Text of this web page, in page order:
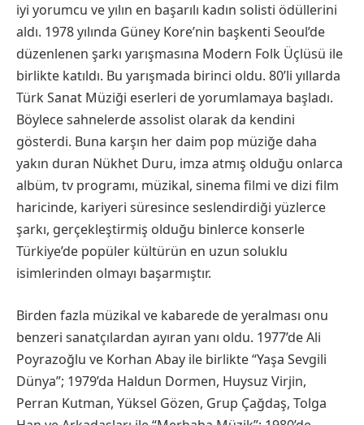
iyi yorumcu ve yılın en başarılı kadın solisti ödüllerini
aldı. 1978 yılında Güney Kore’nin başkenti Seoul’de
düzenlenen şarkı yarışmasına Modern Folk Üçlüsü ile
birlikte katıldı. Bu yarışmada birinci oldu. 80’li yıllarda
Türk Sanat Müziği eserleri de yorumlamaya başladı.
Böylece sahnelerde assolist olarak da kendini
gösterdi. Buna karşın her daim pop müziğe daha
yakın duran Nükhet Duru, imza atmış olduğu onlarca
albüm, tv programı, müzikal, sinema filmi ve dizi film
haricinde, kariyeri süresince seslendirdiği yüzlerce
şarkı, gerçekleştirmiş olduğu binlerce konserle
Türkiye’de popüler kültürün en uzun soluklu
isimlerinden olmayı başarmıştır.
Birden fazla müzikal ve kabarede de yeralması onu
benzeri sanatçılardan ayıran yanı oldu. 1977’de Ali
Poyrazoğlu ve Korhan Abay ile birlikte “Yaşa Sevgili
Dünya”; 1979’da Haldun Dormen, Huysuz Virjin,
Perran Kutman, Yüksel Gözen, Grup Çağdaş, Tolga